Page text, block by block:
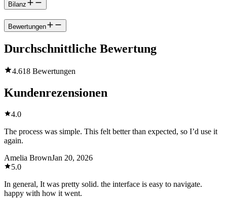
Bilanz
Bewertungen
Durchschnittliche Bewertung
4.618 Bewertungen
Kundenrezensionen
4.0
The process was simple. This felt better than expected, so I’d use it
again.
Amelia BrownJan 20, 2026
5.0
In general, It was pretty solid. the interface is easy to navigate.
happy with how it went.